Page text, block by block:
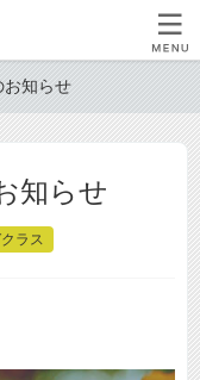
お知らせ
知らせ
ラス